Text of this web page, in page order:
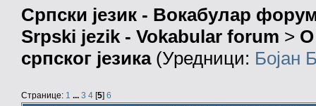
Српски језик - Вокабулар
Srpski jezik - Vokabular forum > О
српског језика(Уредници: Бојан
Странице: 1 ... 3 4 [5] 6